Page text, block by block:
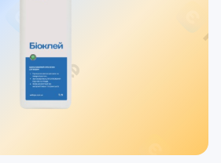
Реєстрація
Ми на зв’язку